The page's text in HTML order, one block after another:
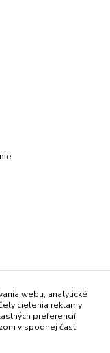
webu, analytické
cielenia reklamy
preferencií
v spodnej časti